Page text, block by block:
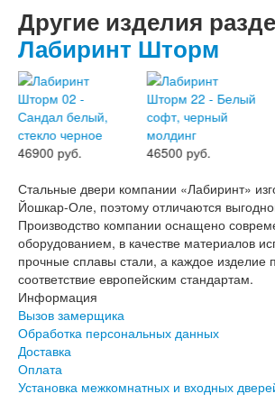
Интекрон Спарта Белая
Интекрон Спарта Грей
Интекрон Термо
Интекрон Тетра
Интекрон Фараон
Интекрон Форте
Двери АСД
Двери Ратибор
Тамбурные двери
Межкомнатные двери
Двери Альберо
Альянс
Вест
Галерея
Графика
Империя
Мегаполис
Другие изделия
Лабиринт Шторм
46900 руб. 46500 руб.
Стальные двери компании «Лабиринт»
Йошкар-Оле, поэтому отличаются
Производство компании оснащено
оборудованием, в качестве материалов
прочные сплавы стали, а каждое изделие
соответствие европейским стандартам.
Информация
Вызов замерщика
Обработка персональных данных
Доставка
Оплата
Установка межкомнатных и входных